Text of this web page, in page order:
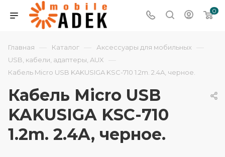
0
Главная — Каталог — Аксессуары для мобильных —
USB, кабели, адаптеры, AUX —
Кабель Micro USB KAKUSIGA KSC-710 1.2m. 2.4A, черное.
Кабель Micro USB
KAKUSIGA KSC-710
1.2m. 2.4A, черное.